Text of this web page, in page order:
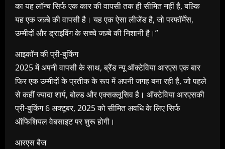
का यह लॉन्च सिर्फ एक कार की वापसी तक ही सीमित नहीं है, बल्कि
यह एक जज़्बे की वापसी है। यह एक ऐसा लीजेंड है, जो परफॉर्मेंस,
उम्मीदों और ड्राइविंग के सच्चे जज़्बे की निशानी है।”
आइकॉन की प्री-बुकिंग
2025 में अपनी वापसी के साथ, ब्रैंड न्यू ऑक्टेविया आरएस एक बार
फिर एक उम्मीदों के प्रतीक के रूप में अपनी जगह बना रही है, जो पहले
से कहीं ज्यादा शार्प, बोल्ड और एक्सक्लूसिव है। ऑक्टेविया आरएसकी
प्री-बुकिंग 6 अक्टूबर, 2025 को सीमित अवधि के लिए सिर्फ
ऑफिशियल वेबसाइट पर शुरू होगी।
आरएस बैज